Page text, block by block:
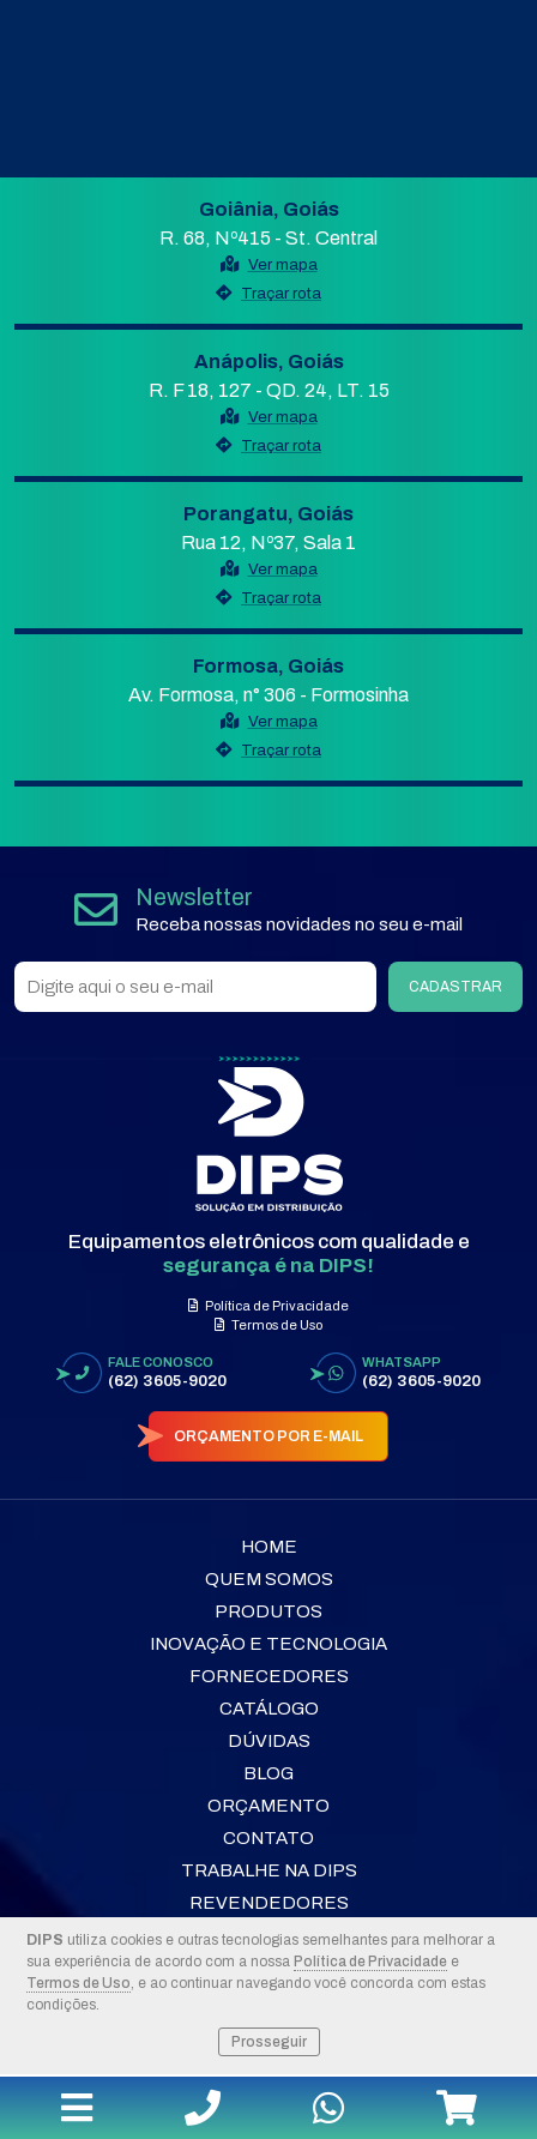
DIPS utiliza cookies e outras tecnologias semelhantes para melhorar a
sua experiência de acordo com a nossa Política de Privacidade e
Termos de Uso, e ao continuar navegando você concorda com estas
condições.
Prosseguir
Goiânia, Goiás
R. 68, Nº415 - St. Central
Ver mapa
Traçar rota
Anápolis, Goiás
R. F 18, 127 - QD. 24, LT. 15
Ver mapa
Traçar rota
Porangatu, Goiás
Rua 12, Nº37, Sala 1
Ver mapa
Traçar rota
Formosa, Goiás
Av. Formosa, n° 306 - Formosinha
Ver mapa
Traçar rota
Newsletter
Receba nossas novidades no seu e-mail
CADASTRAR
Equipamentos eletrônicos com qualidade e
segurança é na DIPS!
Política de Privacidade
Termos de Uso
FALE CONOSCO
(62) 3605-9020
WHATSAPP
(62) 3605-9020
ORÇAMENTO POR E-MAIL
HOME
QUEM SOMOS
PRODUTOS
INOVAÇÃO E TECNOLOGIA
FORNECEDORES
CATÁLOGO
DÚVIDAS
BLOG
ORÇAMENTO
CONTATO
TRABALHE NA DIPS
REVENDEDORES
2026 © DIPS